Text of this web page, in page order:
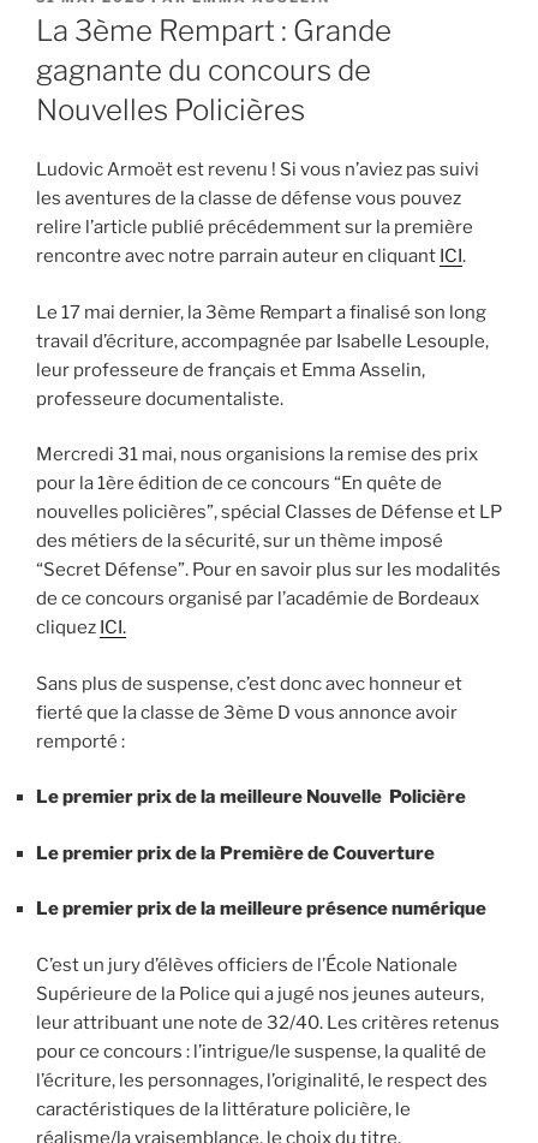
LE
La 3ème Rempart : Grande
gagnante du concours de
Nouvelles Policières
Ludovic Armoët est revenu ! Si vous n’aviez pas suivi
les aventures de la classe de défense vous pouvez
relire l’article publié précédemment sur la première
rencontre avec notre parrain auteur en cliquant ICI.
Le 17 mai dernier, la 3ème Rempart a finalisé son long
travail d’écriture, accompagnée par Isabelle Lesouple,
leur professeure de français et Emma Asselin,
professeure documentaliste.
Mercredi 31 mai, nous organisions la remise des prix
pour la 1ère édition de ce concours “En quête de
nouvelles policières”, spécial Classes de Défense et LP
des métiers de la sécurité, sur un thème imposé
“Secret Défense”. Pour en savoir plus sur les modalités
de ce concours organisé par l’académie de Bordeaux
cliquez ICI.
Sans plus de suspense, c’est donc avec honneur et
fierté que la classe de 3ème D vous annonce avoir
remporté :
Le premier prix de la meilleure Nouvelle Policière
Le premier prix de la Première de Couverture
Le premier prix de la meilleure présence numérique
C’est un jury d’élèves officiers de l’École Nationale
Supérieure de la Police qui a jugé nos jeunes auteurs,
leur attribuant une note de 32/40. Les critères retenus
pour ce concours : l’intrigue/le suspense, la qualité de
l’écriture, les personnages, l’originalité, le respect des
caractéristiques de la littérature policière, le
réalisme/la vraisemblance, le choix du titre.